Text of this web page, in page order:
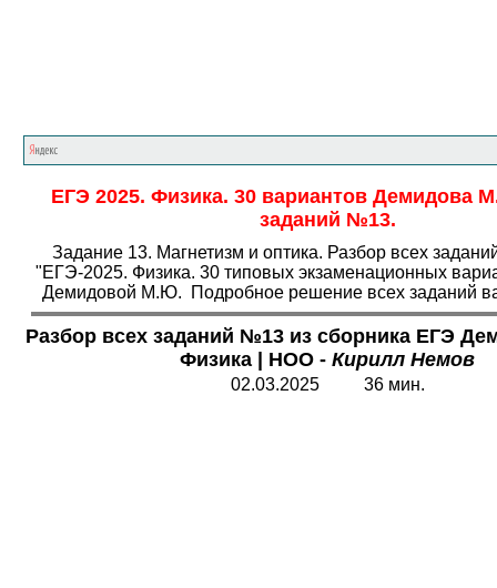
ЕГЭ 2025. Физика. 30 вариантов Демидова
заданий №13.
Задание 13. Магнетизм и оптика. Разбор всех
"ЕГЭ-2025. Физика. 30 типовых экзаменационных
Демидовой М.Ю. Подробное решение всех заданий
Разбор всех заданий №13 из сборника ЕГЭ
Физика
НОО - Кирилл Немов
02.03.2025 36 мин.